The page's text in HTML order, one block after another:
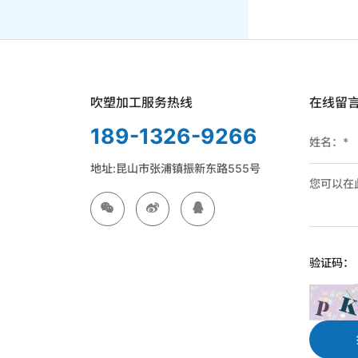
吹塑加工服务热线
189-1326-9266
地址:昆山市张浦镇振新东路555号
在线留
验证码：